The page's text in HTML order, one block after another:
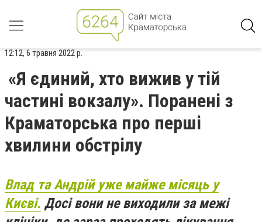
12:12, 6 травня 2022 р.
«Я єдиний, хто вижив у тій
частині вокзалу». Поранені з
Краматорська про перші
хвилини обстрілу
Влад та Андрій уже майже місяць у
Києві. Досі вони не виходили за межі